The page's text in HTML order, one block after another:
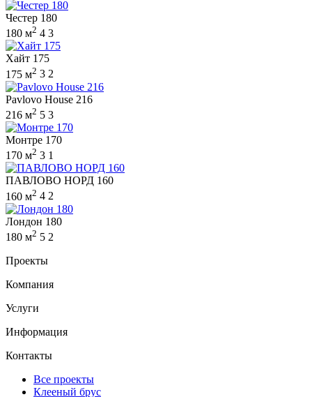
Честер 180
180 м2 4 3
Хайт 175
175 м2 3 2
Pavlovo House 216
216 м2 5 3
Монтре 170
170 м2 3 1
ПАВЛОВО НОРД 160
160 м2 4 2
Лондон 180
180 м2 5 2
Проекты
Компания
Услуги
Информация
Контакты
Все проекты
Клееный брус